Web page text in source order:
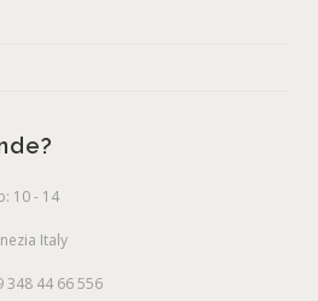
10 - 14
Italy
348 44 66 556